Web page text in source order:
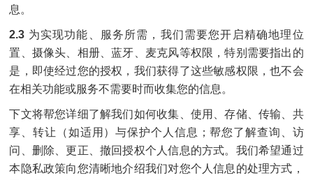
息。
2.3 为实现功能、服务所需，我们需要您开启精确地理位
置、摄像头、相册、蓝牙、麦克风等权限，特别需要指出的
是，即使经过您的授权，我们获得了这些敏感权限，也不会
在相关功能或服务不需要时而收集您的信息。
下文将帮您详细了解我们如何收集、使用、存储、传输、共
享、转让（如适用）与保护个人信息；帮您了解查询、访
问、删除、更正、撤回授权个人信息的方式。我们希望通过
本隐私政策向您清晰地介绍我们对您个人信息的处理方式，